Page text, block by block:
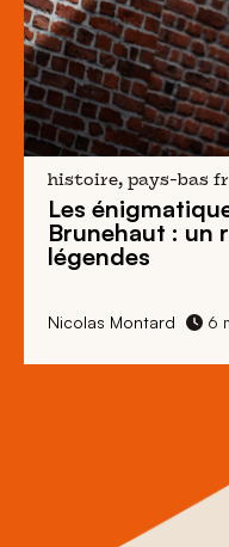
histoire, pays-bas
Les
Brunehaut : un
légendes
Nicolas Montard 6